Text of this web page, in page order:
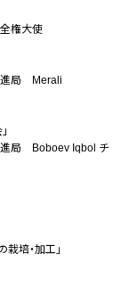
権大使
進局 Merali
進局 Boboev Iqbol チ
培・加工」